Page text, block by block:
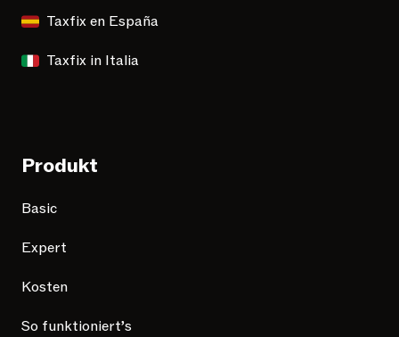
Taxfix en España
Taxfix in Italia
Produkt
Basic
Expert
Kosten
So funktioniert’s